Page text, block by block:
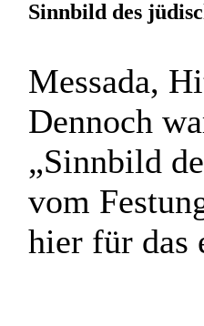
Sinnbild des
Messada,
Dennoch
„Sinnbild
vom
hier für das